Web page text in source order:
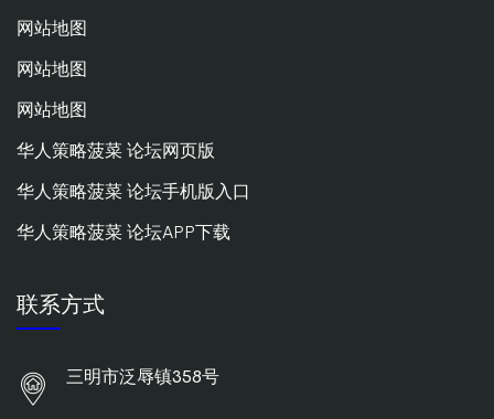
网站地图
网站地图
网站地图
华人策略菠菜 论坛网页版
华人策略菠菜 论坛手机版入口
华人策略菠菜 论坛APP下载
联系方式
三明市泛辱镇358号